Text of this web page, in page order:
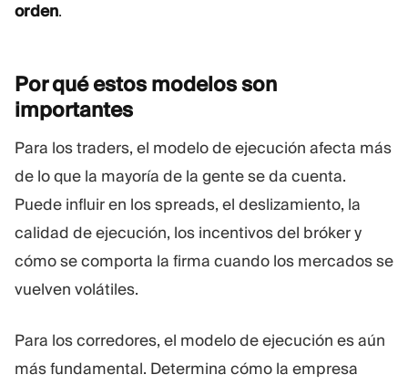
orden.
Por qué estos modelos son
importantes
Para los traders, el modelo de ejecución afecta más
de lo que la mayoría de la gente se da cuenta.
Puede influir en los spreads, el deslizamiento, la
calidad de ejecución, los incentivos del bróker y
cómo se comporta la firma cuando los mercados se
vuelven volátiles.
Para los corredores, el modelo de ejecución es aún
más fundamental. Determina cómo la empresa